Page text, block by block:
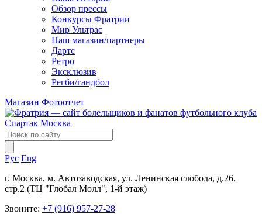
Обзор прессы
Конкурсы Фратрии
Мир Ультрас
Наш магазин/партнеры
Дартс
Ретро
Эксклюзив
Регби/гандбол
Магазин Фотоотчет
Рус Eng
г. Москва, м. Автозаводская, ул. Ленинская слобода, д.26,
стр.2 (ТЦ "Глобал Молл", 1-й этаж)
Звоните: +7 (916) 957-27-28